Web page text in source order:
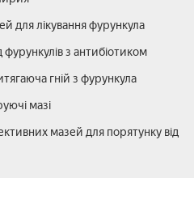
для лікування фурункула
фурункулів з антибіотиком
гній з фурункула
мазі
мазей для порятунку від